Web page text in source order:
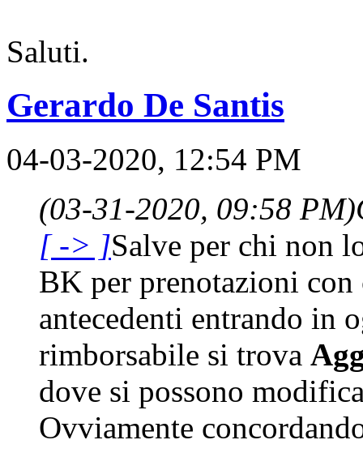
Saluti.
Gerardo De Santis
04-03-2020, 12:54 PM
(03-31-2020, 09:58 PM)
[ -> ]Salve per chi non
BK per prenotazioni
antecedenti entrando in
rimborsabile si trova
dove si possono
Ovviamente